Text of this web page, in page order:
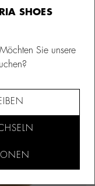
SHOES
Sie unsere